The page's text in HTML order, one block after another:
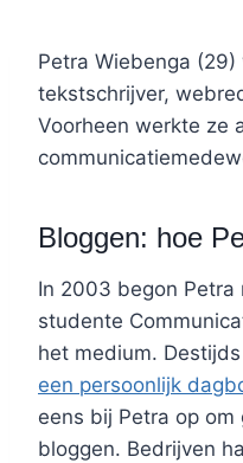
Petra Wiebenga
tekstschrijver,
Voorheen werkte ze
Bloggen: hoe
In 2003 begon Petra
studente
het medium.
een persoonlijk
eens bij Petra op
bloggen. Bedrijven